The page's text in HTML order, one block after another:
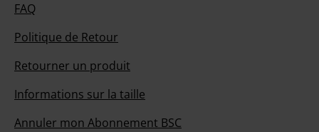
FAQ
Politique de Retour
Retourner un produit
Informations sur la taille
Annuler mon Abonnement BSC